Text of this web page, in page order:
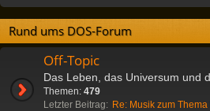
Rund ums DOS-Forum
Off-Topic
Das Leben, das Universum und
Themen: 479
Letzter Beitrag: Re: Musik zum